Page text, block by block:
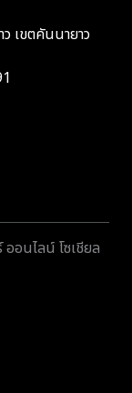
เขตคันนายาว
อนไลน์ โซเชียล